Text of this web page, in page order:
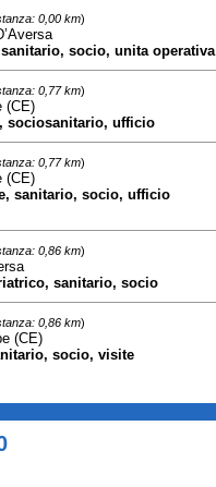
0,00 km)
socio, unita operativa
0,77 km)
(CE)
sociosanitario, ufficio
0,77 km)
(CE)
sanitario, socio, ufficio
0,86 km)
sanitario, socio
0,86 km)
(CE)
socio, visite